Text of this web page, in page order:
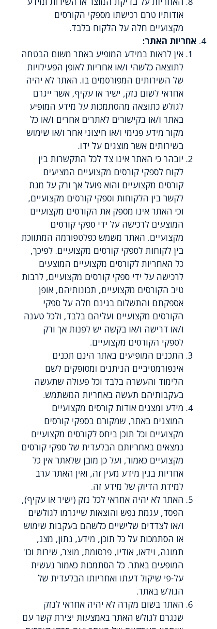
אודותיו טרם רכישתו מספקי הקורסים
מקצועיים חלה על הלקוח בלבד.
אחריות האתר:
אין לראות במידע המופיע באתר משום הבטחה
לתוצאה כלשהי ו/או אחריות לאופן הפעילויות
של השירותים המפורסמים בו. האתר לא יהיה
אחראי לשום נזק, ישיר או עקיף, אשר ייגרם
לגולש כתוצאה מהסתמכות על מידע המופיע
באתר ו/או בקישורים לאתרים אחרים ו/או כל
מקור מידע פנימי ו/או חיצוני אחר ו/או שימוש
בשירותים אשר מוצגים על ידו.
יובהר כי האתר אינו צד לכל התקשרות בין
לקוח לספקי קורסים מקצועיים המציעים
קורסים מקצועיים והוא פועל אך ורק על מנת
לקשר בין הלקוחות וספקי קורסים מקצועיים,
וכי האתר אינו מספק את הקורסים מקצועיים
המוצעים לרכישה על ידי ספקי קורסים
מקצועיים. האתר משמש כפלטפורמה המתווכת
בין לקוחות לספקי קורסים מקצועיים. לפיכך,
כל האחריות לקורסים מקצועיים המוצעים
לרכישה על ידי ספקי קורסים מקצועיים, לרבות
טיב הקורסים מקצועיים, תכונותיהם, אופן
אספקתם והתשלום בגינם חלה על ספקי
הקורסים מקצועיים ועליהם בלבד, ולכל טענה
ו/או דרישה ו/או בקשה יש לפנות אך ורק
לספקי הקורסים מקצועיים.
התכנים המופיעים באתר הינם תכנים
אינפורמטיביים הניתנים ומסופקים לשם
הלימוד והעשרה בלבד וכל פעולה שתעשה
בעקבותיהם תעשה באחריות המשתמש.
מידע ומצגים אודות קורסים מקצועיים
המוצגים באתר, שמקורם בספקי קורסים
מקצועיים וכל תוכן ביחס לקורסים מקצועיים
נמצאים באחריותם הבלעדית של ספקי קורסים
מקצועיים כאמור, ועל כן מובן שלאתר אין כל
אחריות בגין מידע מעין זה, ואין האתר ערב
למידת הדיוק של מידע זה.
האתר לא יהיה אחראי לכל נזק (ישיר או עקיף),
הפסד, עגמת נפש והוצאות שייגרמו לגולשים
ו/או לצדדים שלישיים כלשהם בעקבות שימוש
או הסתמכות על כל תוכן, מידע, נתון, מצג,
תמונה, וידאו, אודיו, פרסומת, מוצר, שירות וכו'
המופעים באתר. כל הסתמכות כאמור נעשית
על-פי שיקול דעתו ואחריותו הבלעדית של
הגולש באתר.
האתר בשום מקרה לא יהיה אחראי לנזק
שנגרם לגולש האתר באמצעות יצירת קשר עם